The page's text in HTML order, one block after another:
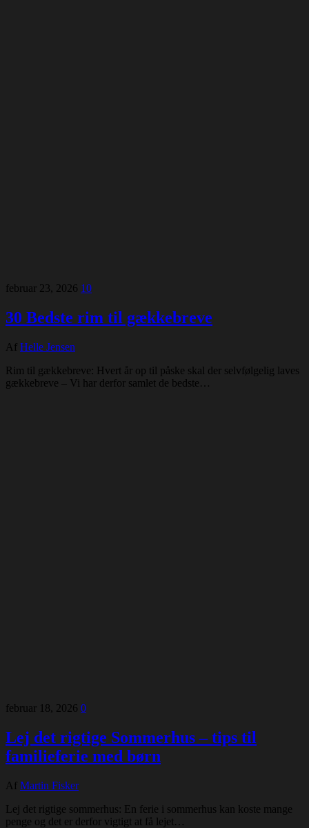
februar 23, 2026 10
30 Bedste rim til gækkebreve
Af Helle Jensen
Rim til gækkebreve: Hvert år op til påske skal der selvfølgelig laves
gækkebreve – Vi har derfor samlet de bedste…
februar 18, 2026 0
Lej det rigtige Sommerhus – tips til
familieferie med børn
Af Martin Fisker
Lej det rigtige sommerhus: En ferie i sommerhus kan koste mange
penge og det er derfor vigtigt at få lejet…